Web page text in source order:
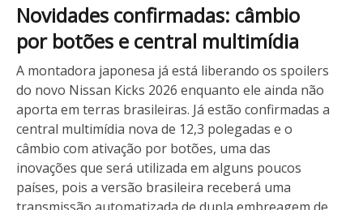
Novidades confirmadas: câmbio
por botões e central multimídia
A montadora japonesa já está liberando os spoilers
do novo Nissan Kicks 2026 enquanto ele ainda não
aporta em terras brasileiras. Já estão confirmadas a
central multimídia nova de 12,3 polegadas e o
câmbio com ativação por botões, uma das
inovações que será utilizada em alguns poucos
países, pois a versão brasileira receberá uma
transmissão automatizada de dupla embreagem de